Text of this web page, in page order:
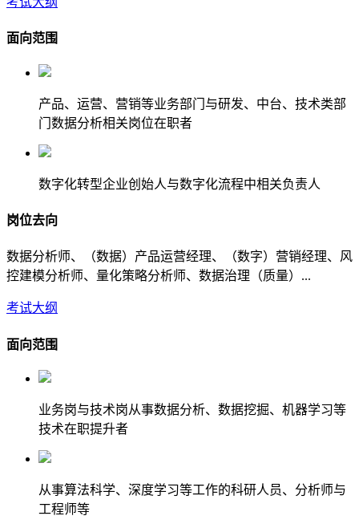
面向范围
产品、运营、营销等业务部门与研发、中台、技术类部
门数据分析相关岗位在职者
数字化转型企业创始人与数字化流程中相关负责人
岗位去向
数据分析师、（数据）产品运营经理、（数字）营销经理、风
控建模分析师、量化策略分析师、数据治理（质量）...
考试大纲
面向范围
业务岗与技术岗从事数据分析、数据挖掘、机器学习等
技术在职提升者
从事算法科学、深度学习等工作的科研人员、分析师与
工程师等